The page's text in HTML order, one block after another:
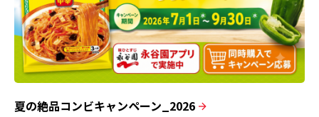
夏の絶品コンビキャンペーン_2026